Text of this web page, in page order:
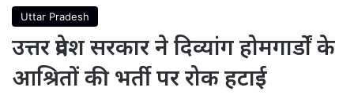
Uttar Pradesh
उत्तर प्रदेश सरकार ने दिव्यांग होमगार्डों के
आश्रितों की भर्ती पर रोक हटाई